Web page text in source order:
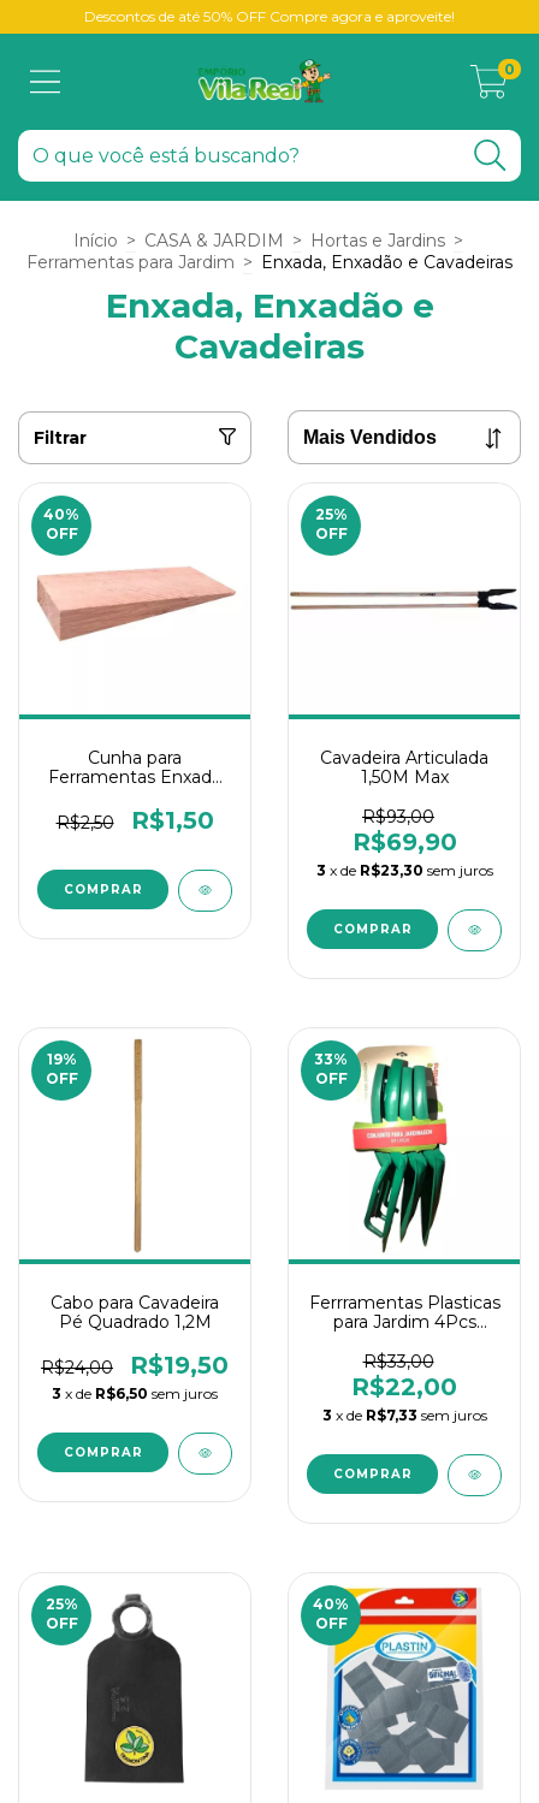
Descontos de até 50% OFF Compre agora e aproveite!
0
Início > CASA & JARDIM > Hortas e Jardins >
Ferramentas para Jardim > Enxada, Enxadão e Cavadeiras
Enxada, Enxadão e
Cavadeiras
Filtrar
40%
OFF
Cunha para
Ferramentas Enxada
R$2,50
R$1,50
25%
OFF
Cavadeira Articulada
1,50M Max
R$93,00
R$69,90
3 x de R$23,30 sem juros
19%
OFF
Cabo para Cavadeira
Pé Quadrado 1,2M
R$24,00 R$19,50
3 x de R$6,50 sem juros
33%
OFF
Ferrramentas Plasticas
para Jardim 4Pcs
R$33,00
R$22,00
3 x de R$7,33 sem juros
25%
OFF
40%
OFF